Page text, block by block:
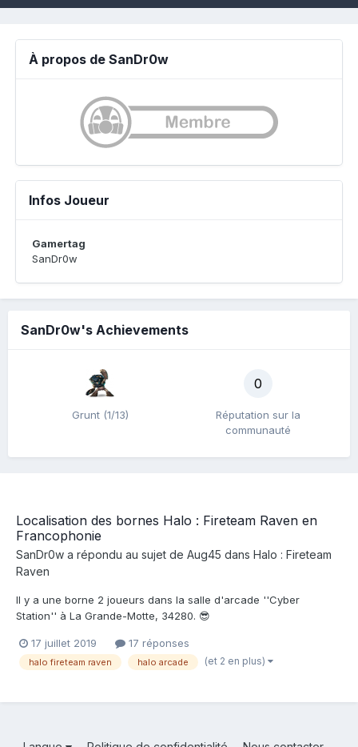
À propos de SanDr0w
Infos Joueur
Gamertag
SanDr0w
SanDr0w's Achievements
Grunt (1/13)
0
Réputation sur la
communauté
Localisation des bornes Halo : Fireteam Raven en
Francophonie
SanDr0w a répondu au sujet de Aug45 dans Halo : Fireteam
Raven
Il y a une borne 2 joueurs dans la salle d'arcade ''Cyber
Station'' à La Grande-Motte, 34280. 😎
17 juillet 2019 17 réponses
halo fireteam raven halo arcade (et 2 en plus)